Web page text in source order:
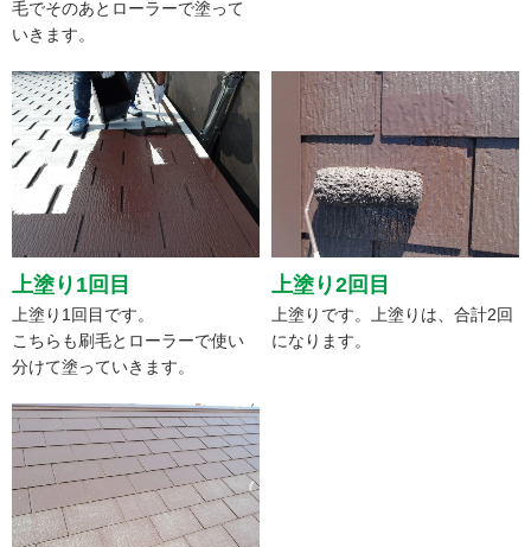
毛でそのあとローラーで塗って
いきます。
上塗り1回目
上塗り1回目です。
こちらも刷毛とローラーで使い
分けて塗っていきます。
上塗り2回目
上塗りです。上塗りは、合計2回
になります。